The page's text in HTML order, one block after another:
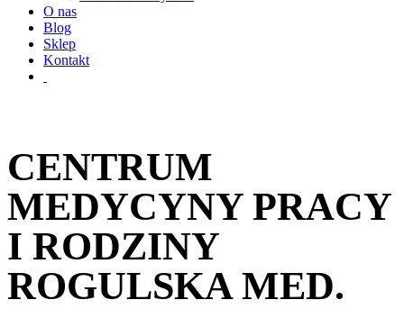
O nas
Blog
Sklep
Kontakt
CENTRUM
MEDYCYNY PRACY
I RODZINY
ROGULSKA MED.